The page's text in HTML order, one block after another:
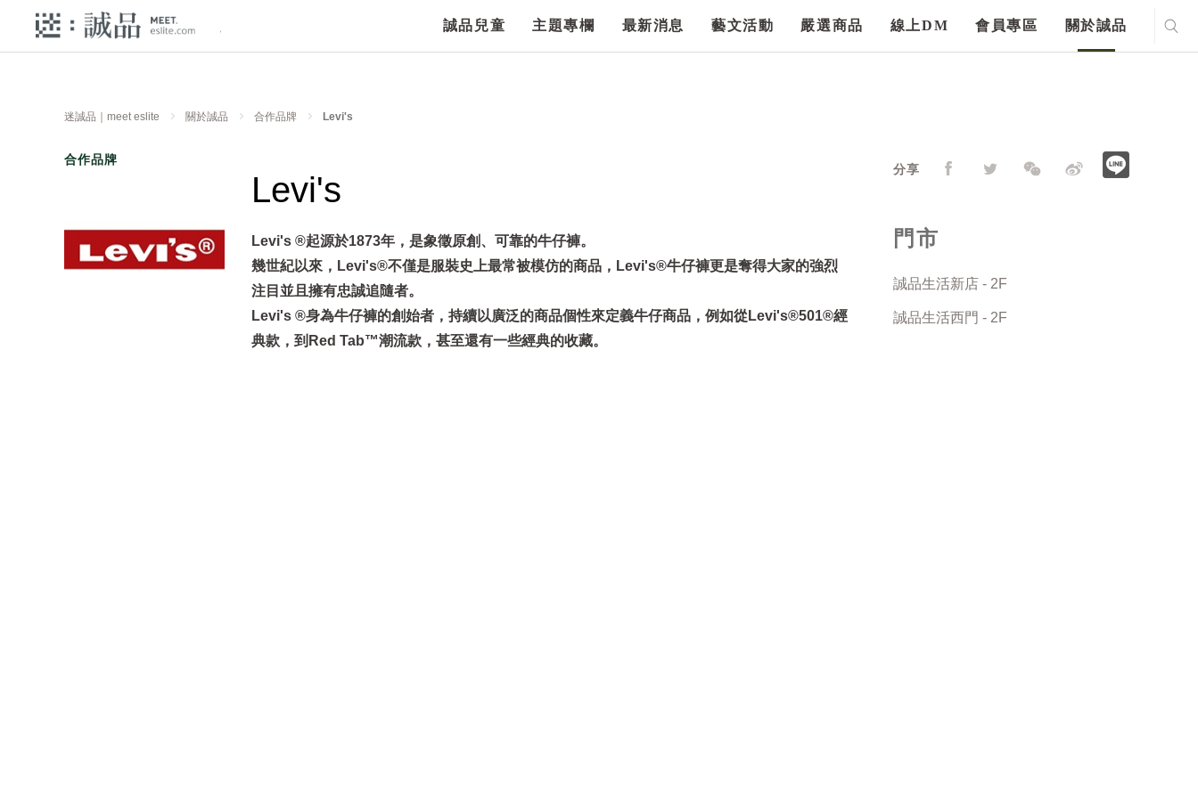
誠品兒童 主題專欄 最新消息 藝文活動 嚴選商品 線上DM 會員專區 關於誠品
迷誠品｜meet eslite 關於誠品 合作品牌 Levi's
合作品牌
Levi's
Levi's ®起源於1873年，是象徵原創、可靠的牛仔褲。
幾世紀以來，Levi's®不僅是服裝史上最常被模仿的商品，Levi's®牛仔褲更是奪得大家的強烈
注目並且擁有忠誠追隨者。
Levi's ®身為牛仔褲的創始者，持續以廣泛的商品個性來定義牛仔商品，例如從Levi's®501®經
典款，到Red Tab™潮流款，甚至還有一些經典的收藏。
分享
門市
誠品生活新店 - 2F
誠品生活西門 - 2F